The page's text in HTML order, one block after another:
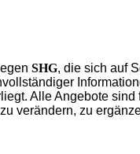
SHG, die sich auf
Alle Angebote sind
verändern, zu